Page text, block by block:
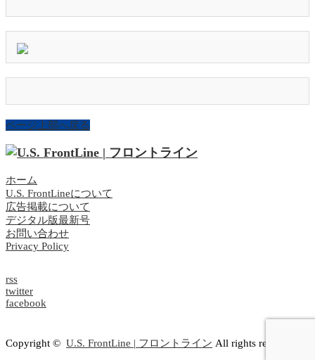
ページ上部へ戻る
ホーム
U.S. FrontLineについて
広告掲載について
デジタル版最新号
お問い合わせ
Privacy Policy
rss
twitter
facebook
Copyright © U.S. FrontLine | フロントライン All rights reserved.